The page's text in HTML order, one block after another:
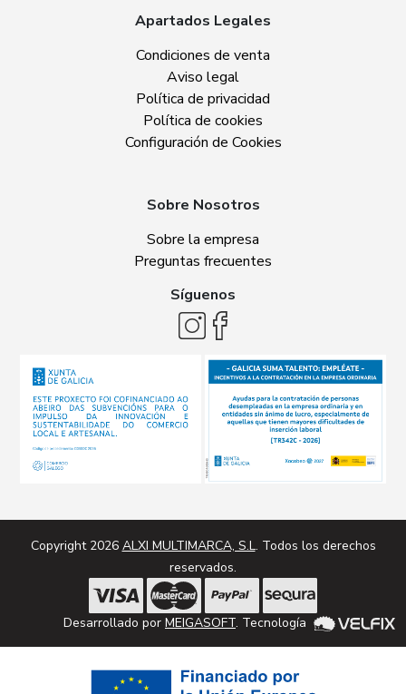
Apartados Legales
Condiciones de venta
Aviso legal
Política de privacidad
Política de cookies
Configuración de Cookies
Sobre Nosotros
Sobre la empresa
Preguntas frecuentes
Síguenos
Copyright 2026 ALXI MULTIMARCA, S.L. Todos los derechos
reservados.
Desarrollado por MEIGASOFT. Tecnología